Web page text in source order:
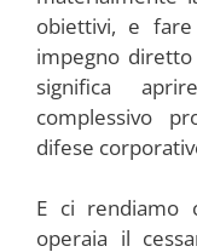
obiettivi, e
impegno
significa
complessivo
difese
E ci rendiamo
operaia il